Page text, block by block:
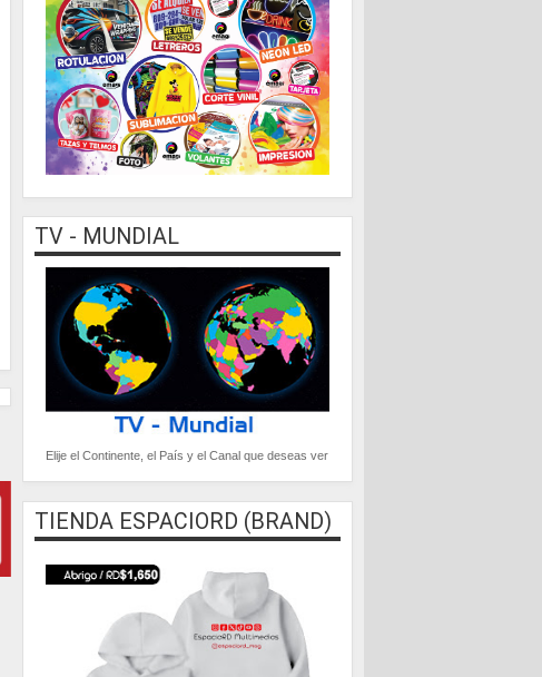
TV - MUNDIAL
Elije el Continente, el País y el Canal que deseas ver
TIENDA ESPACIORD (BRAND)